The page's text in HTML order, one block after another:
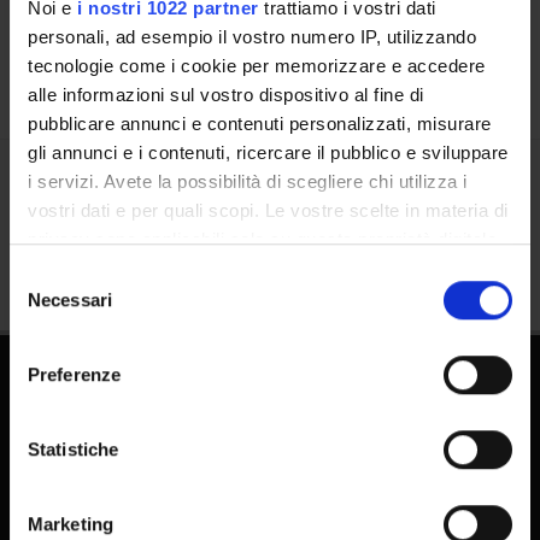
Noi e i nostri 1022 partner trattiamo i vostri dati
personali, ad esempio il vostro numero IP, utilizzando
tecnologie come i cookie per memorizzare e accedere
alle informazioni sul vostro dispositivo al fine di
pubblicare annunci e contenuti personalizzati, misurare
gli annunci e i contenuti, ricercare il pubblico e sviluppare
i servizi. Avete la possibilità di scegliere chi utilizza i
vostri dati e per quali scopi. Le vostre scelte in materia di
privacy sono applicabili solo su questa proprietà digitale
modificare o revocare il proprio consenso in qualsiasi
momento dalla Dichiarazione sui cookie o facendo clic
raccogliere informazioni sulla tua posizione
geografica, con un'approssimazione di qualche
Identificare il tuo dispositivo, scansionandolo
del
consenso
Necessari
Preferenze
Statistiche
Marketing
Share
FAQ - Frequently Asked Questions DSE